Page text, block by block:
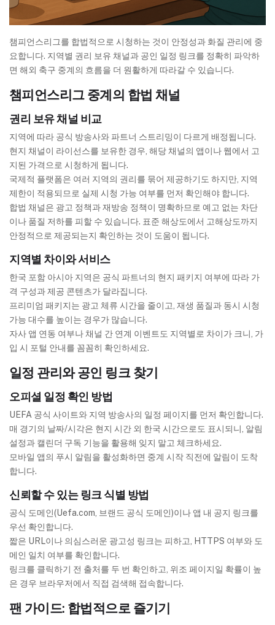
챔피언스리그를 합법적으로 시청하는 것이 안정성과 화질 관리에 중
요합니다. 지역별 권리 보유 채널과 공인 일정 링크를 정확히 파악하
면 해외 축구 중계의 흐름을 더 원활하게 따라갈 수 있습니다.
챔피언스리그 중계의 합법 채널
권리 보유 채널 비교
지역에 따라 공식 방송사와 파트너 스트리밍이 다르게 배정됩니다.
현지 채널이 라이선스를 보유한 경우, 해당 채널의 앱이나 웹에서 고
지된 가격으로 시청하게 됩니다.
국제적 플랫폼은 여러 지역의 권리를 묶어 제공하기도 하지만, 지역
제한이 적용되므로 실제 시청 가능 여부를 먼저 확인해야 합니다.
합법 채널은 광고 정책과 재방송 정책이 명확하므로 예고 없는 차단
이나 품질 저하를 피할 수 있습니다. 표준 해상도에서 고해상도까지
안정적으로 제공되는지 확인하는 것이 도움이 됩니다.
지역별 차이와 서비스
한국 포함 아시아 지역은 공식 파트너의 현지 패키지 여부에 따라 가
격 구성과 제공 콘텐츠가 달라집니다.
프리미엄 패키지는 광고 체류 시간을 줄이고, 재생 품질과 동시 시청
가능 대수를 높이는 경우가 많습니다.
자사 앱 연동 여부나 채널 간 연계 이벤트도 지역별로 차이가 크니, 가
입 시 포털 안내를 꼼꼼히 확인하세요.
일정 관리와 공인 링크 찾기
오피셜 일정 확인 방법
UEFA 공식 사이트와 지역 방송사의 일정 페이지를 먼저 확인합니다.
매 경기의 날짜/시각은 현지 시간 외 한국 시간으로도 표시되니, 알림
설정과 캘린더 구독 기능을 활용해 잊지 말고 체크하세요.
모바일 앱의 푸시 알림을 활성화하면 중계 시작 직전에 알림이 도착
합니다.
신뢰할 수 있는 링크 식별 방법
공식 도메인(Uefa.com, 브랜드 공식 도메인)이나 앱 내 공지 링크를
우선 확인합니다.
짧은 URL이나 의심스러운 광고성 링크는 피하고, HTTPS 여부와 도
메인 일치 여부를 확인합니다.
링크를 클릭하기 전 출처를 두 번 확인하고, 위조 페이지일 확률이 높
은 경우 브라우저에서 직접 검색해 접속합니다.
팬 가이드: 합법적으로 즐기기